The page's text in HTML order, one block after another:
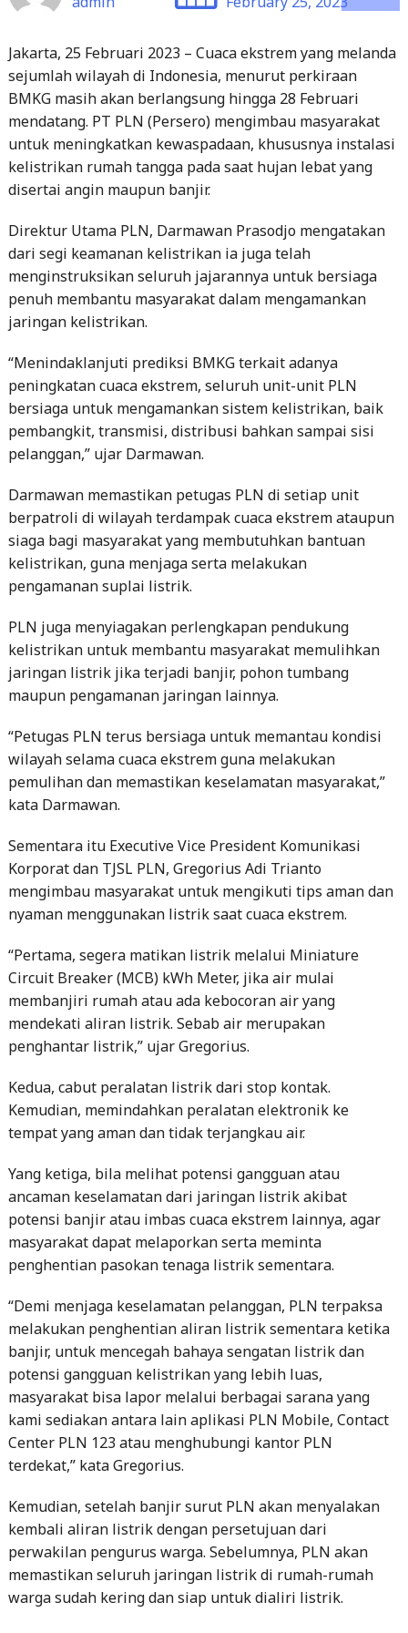
Jakarta, 25 Februari 2023 – Cuaca ekstrem yang melanda
sejumlah wilayah di Indonesia, menurut perkiraan
BMKG masih akan berlangsung hingga 28 Februari
mendatang. PT PLN (Persero) mengimbau masyarakat
untuk meningkatkan kewaspadaan, khususnya instalasi
kelistrikan rumah tangga pada saat hujan lebat yang
disertai angin maupun banjir.
Direktur Utama PLN, Darmawan Prasodjo mengatakan
dari segi keamanan kelistrikan ia juga telah
menginstruksikan seluruh jajarannya untuk bersiaga
penuh membantu masyarakat dalam mengamankan
jaringan kelistrikan.
“Menindaklanjuti prediksi BMKG terkait adanya
peningkatan cuaca ekstrem, seluruh unit-unit PLN
bersiaga untuk mengamankan sistem kelistrikan, baik
pembangkit, transmisi, distribusi bahkan sampai sisi
pelanggan,” ujar Darmawan.
Darmawan memastikan petugas PLN di setiap unit
berpatroli di wilayah terdampak cuaca ekstrem ataupun
siaga bagi masyarakat yang membutuhkan bantuan
kelistrikan, guna menjaga serta melakukan
pengamanan suplai listrik.
PLN juga menyiagakan perlengkapan pendukung
kelistrikan untuk membantu masyarakat memulihkan
jaringan listrik jika terjadi banjir, pohon tumbang
maupun pengamanan jaringan lainnya.
“Petugas PLN terus bersiaga untuk memantau kondisi
wilayah selama cuaca ekstrem guna melakukan
pemulihan dan memastikan keselamatan masyarakat,”
kata Darmawan.
Sementara itu Executive Vice President Komunikasi
Korporat dan TJSL PLN, Gregorius Adi Trianto
mengimbau masyarakat untuk mengikuti tips aman dan
nyaman menggunakan listrik saat cuaca ekstrem.
“Pertama, segera matikan listrik melalui Miniature
Circuit Breaker (MCB) kWh Meter, jika air mulai
membanjiri rumah atau ada kebocoran air yang
mendekati aliran listrik. Sebab air merupakan
penghantar listrik,” ujar Gregorius.
Kedua, cabut peralatan listrik dari stop kontak.
Kemudian, memindahkan peralatan elektronik ke
tempat yang aman dan tidak terjangkau air.
Yang ketiga, bila melihat potensi gangguan atau
ancaman keselamatan dari jaringan listrik akibat
potensi banjir atau imbas cuaca ekstrem lainnya, agar
masyarakat dapat melaporkan serta meminta
penghentian pasokan tenaga listrik sementara.
“Demi menjaga keselamatan pelanggan, PLN terpaksa
melakukan penghentian aliran listrik sementara ketika
banjir, untuk mencegah bahaya sengatan listrik dan
potensi gangguan kelistrikan yang lebih luas,
masyarakat bisa lapor melalui berbagai sarana yang
kami sediakan antara lain aplikasi PLN Mobile, Contact
Center PLN 123 atau menghubungi kantor PLN
terdekat,” kata Gregorius.
Kemudian, setelah banjir surut PLN akan menyalakan
kembali aliran listrik dengan persetujuan dari
perwakilan pengurus warga. Sebelumnya, PLN akan
memastikan seluruh jaringan listrik di rumah-rumah
warga sudah kering dan siap untuk dialiri listrik.